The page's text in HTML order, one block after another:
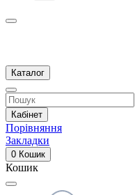
Каталог
Кабінет
Порівняння
Закладки
0 Кошик
Кошик